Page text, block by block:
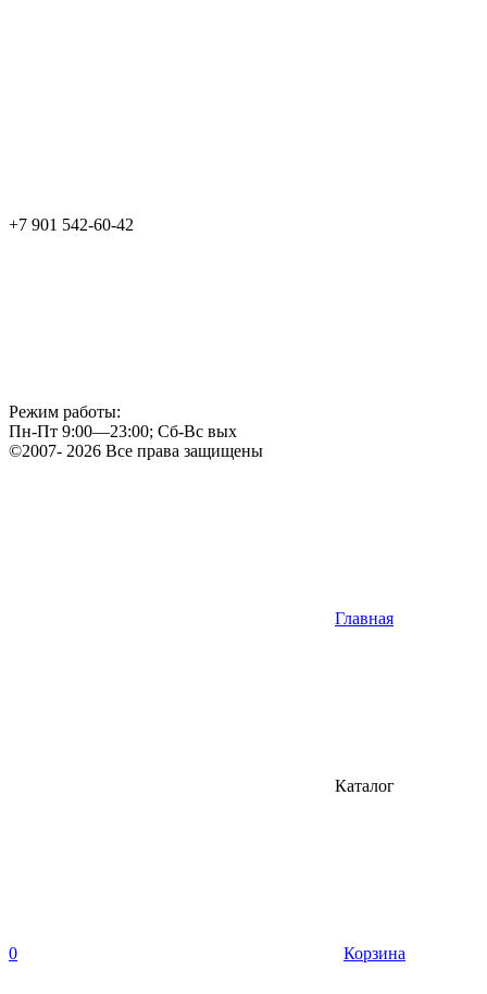
+7 901 542-60-42
Режим работы:
Пн-Пт 9:00—23:00; Сб-Вс вых
©2007- 2026 Все права защищены
Главная
Каталог
0 Корзина